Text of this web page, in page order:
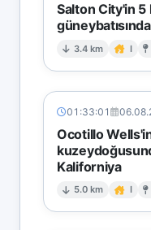
Salton City'in 5
3.4 km I
01:33:01
Ocotillo
Kaliforniya
5.0 km I